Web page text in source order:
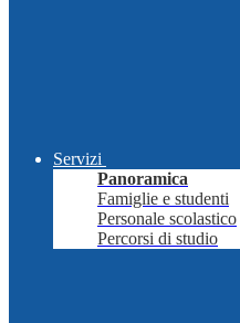
Servizi
Panoramica
Famiglie e studenti
Personale scolastico
Percorsi di studio